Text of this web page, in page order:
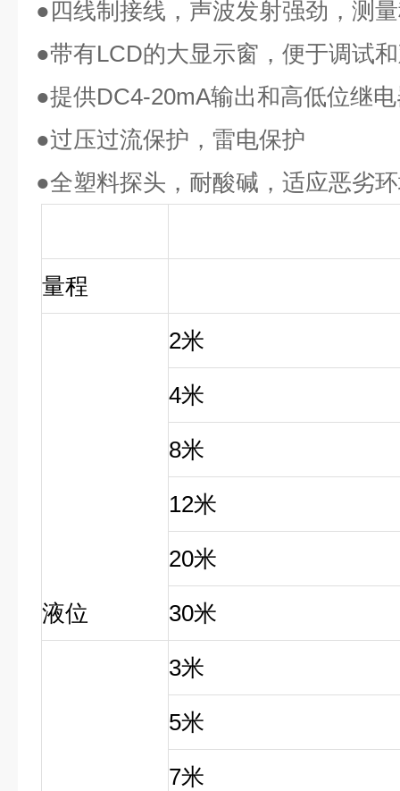
●四线制接线，声波发射强劲，测
●带有LCD的大显示窗，便于调试
●提供DC4-20mA输出和高低位继
●过压过流保护，雷电保护
●全塑料探头，耐酸碱，适应恶劣
量程
液位
2米
4米
8米
12米
20米
30米
3米
5米
7米